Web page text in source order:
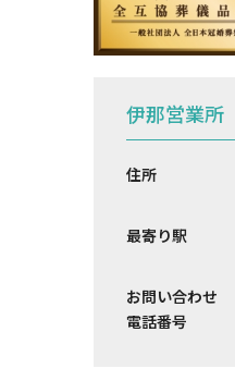
伊那営業所
住所
最寄り駅
お問い合わせ
電話番号